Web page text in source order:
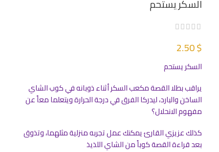
السكر يستحم
2.50$
السكر يستحم
يراقب بطلا القصة مكعب السكر أثناء ذوبانه في كوب الشاي
الساخن والبارد، ليدركا الفرق في درجة الحرارة ويتعلما معاً عن
مفهوم الانحلال؟
كذلك عزيزي القارئ يمكنك عمل تجربه منزلية مثلهما، وتذوق
بعد قراءة القصة كوباً من الشاي اللذيذ